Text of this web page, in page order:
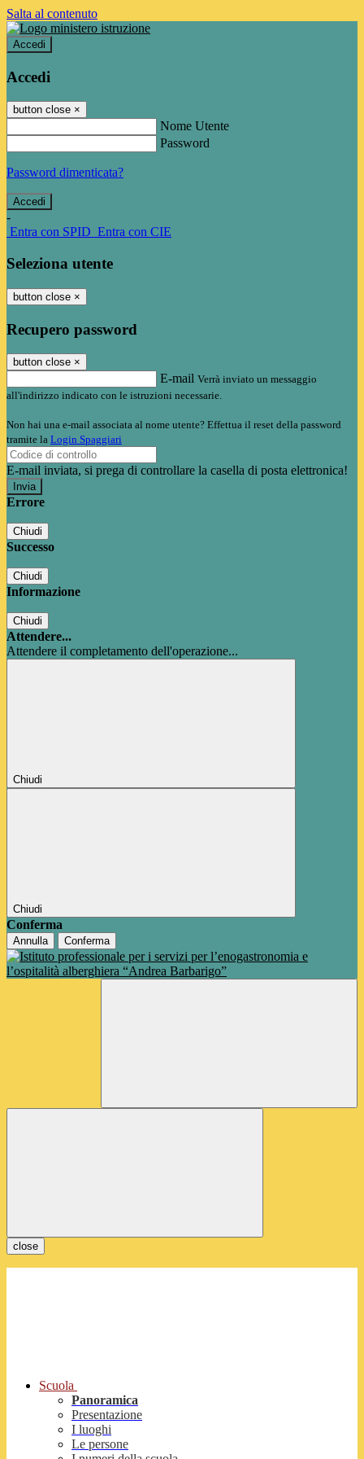
Salta al contenuto
Accedi
Accedi
button close ×
Nome Utente
Password
Password dimenticata?
-
Entra con SPID Entra con CIE
Seleziona utente
button close ×
Recupero password
button close ×
E-mail Verrà inviato un messaggio
all'indirizzo indicato con le istruzioni necessarie.
Non hai una e-mail associata al nome utente? Effettua il reset della password
tramite la Login Spaggiari
E-mail inviata, si prega di controllare la casella di posta elettronica!
Errore
Chiudi
Successo
Chiudi
Informazione
Chiudi
Attendere...
Attendere il completamento dell'operazione...
Chiudi
Chiudi
Conferma
Annulla Conferma
close
Scuola
Panoramica
Presentazione
I luoghi
Le persone